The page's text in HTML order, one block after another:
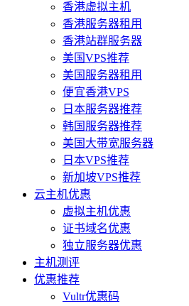
香港虚拟主机
香港服务器租用
香港站群服务器
美国VPS推荐
美国服务器租用
便宜香港VPS
日本服务器推荐
韩国服务器推荐
美国大带宽服务器
日本VPS推荐
新加坡VPS推荐
云主机优惠
虚拟主机优惠
证书域名优惠
独立服务器优惠
主机测评
优惠推荐
Vultr优惠码